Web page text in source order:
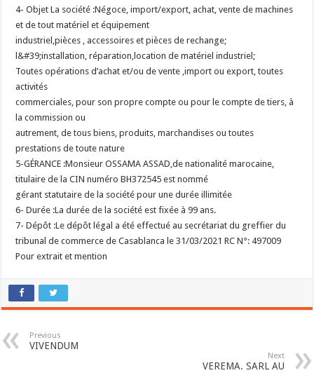
4- Objet La société :Négoce, import/export, achat, vente de machines
et de tout matériel et équipement
industriel,pièces , accessoires et pièces de rechange;
l&#39;installation, réparation,location de matériel industriel;
Toutes opérations d’achat et/ou de vente ,import ou export, toutes
activités
commerciales, pour son propre compte ou pour le compte de tiers, à
la commission ou
autrement, de tous biens, produits, marchandises ou toutes
prestations de toute nature
5-GÉRANCE :Monsieur OSSAMA ASSAD,de nationalité marocaine,
titulaire de la CIN numéro BH372545 est nommé
gérant statutaire de la société pour une durée illimitée
6- Durée :La durée de la société est fixée à 99 ans.
7- Dépôt :Le dépôt légal a été effectué au secrétariat du greffier du
tribunal de commerce de Casablanca le 31/03/2021 RC N°: 497009
Pour extrait et mention
Previous
VIVENDUM
Next
VEREMA. SARL AU